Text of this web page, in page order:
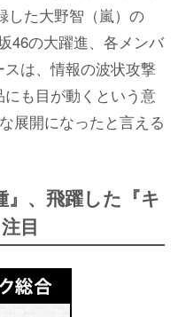
した大野智（嵐）の
46の大躍進、各メンバ
は、情報の波状攻撃
も目が動くという意
展開になったと言える
』、飛躍した『キ
目